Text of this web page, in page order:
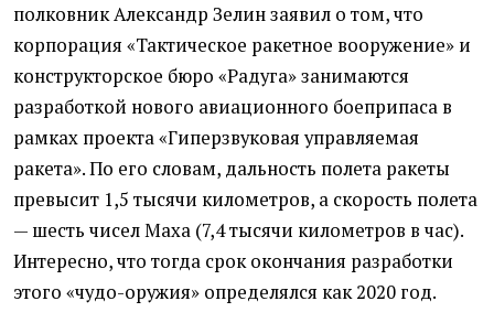
полковник Александр Зелин заявил о том, что
корпорация «Тактическое ракетное вооружение» и
конструкторское бюро «Радуга» занимаются
разработкой нового авиационного боеприпаса в
рамках проекта «Гиперзвуковая управляемая
ракета». По его словам, дальность полета ракеты
превысит 1,5 тысячи километров, а скорость полета
— шесть чисел Маха (7,4 тысячи километров в час).
Интересно, что тогда срок окончания разработки
этого «чудо-оружия» определялся как 2020 год.